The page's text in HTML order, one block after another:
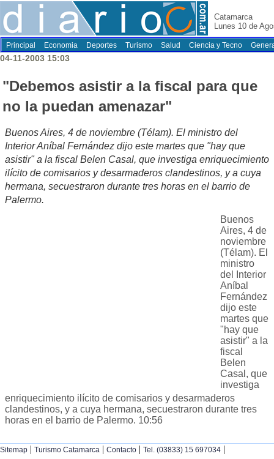
Catamarca
Lunes 10 de
Principal Economia Deportes Turismo Salud Ciencia y Tecno
04-11-2003 15:03
"Debemos asistir a la fiscal para que
no la puedan amenazar"
Buenos Aires, 4 de noviembre (Télam). El ministro del
Interior Aníbal Fernández dijo este martes que "hay que
asistir" a la fiscal Belen Casal, que investiga enriquecimiento
ilícito de comisarios y desarmaderos clandestinos, y a cuya
hermana, secuestraron durante tres horas en el barrio de
Palermo.
Buenos
Aires, 4 de
noviembre
(Télam). El
ministro
del Interior
Aníbal
Fernández
dijo este
martes que
"hay que
asistir" a la
fiscal
Belen
Casal, que
investiga
enriquecimiento ilícito de comisarios y desarmaderos
clandestinos, y a cuya hermana, secuestraron durante tres
horas en el barrio de Palermo. 10:56
Sitemap | Turismo Catamarca | Contacto | Tel. (03833) 15 697034 |